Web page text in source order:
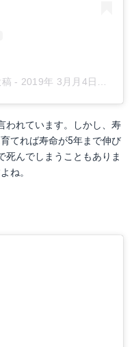
- 2019年 3月月4日午後7時34分PST
われています。しかし、寿
てれば寿命が5年まで伸び
死んでしまうこともありま
ね。